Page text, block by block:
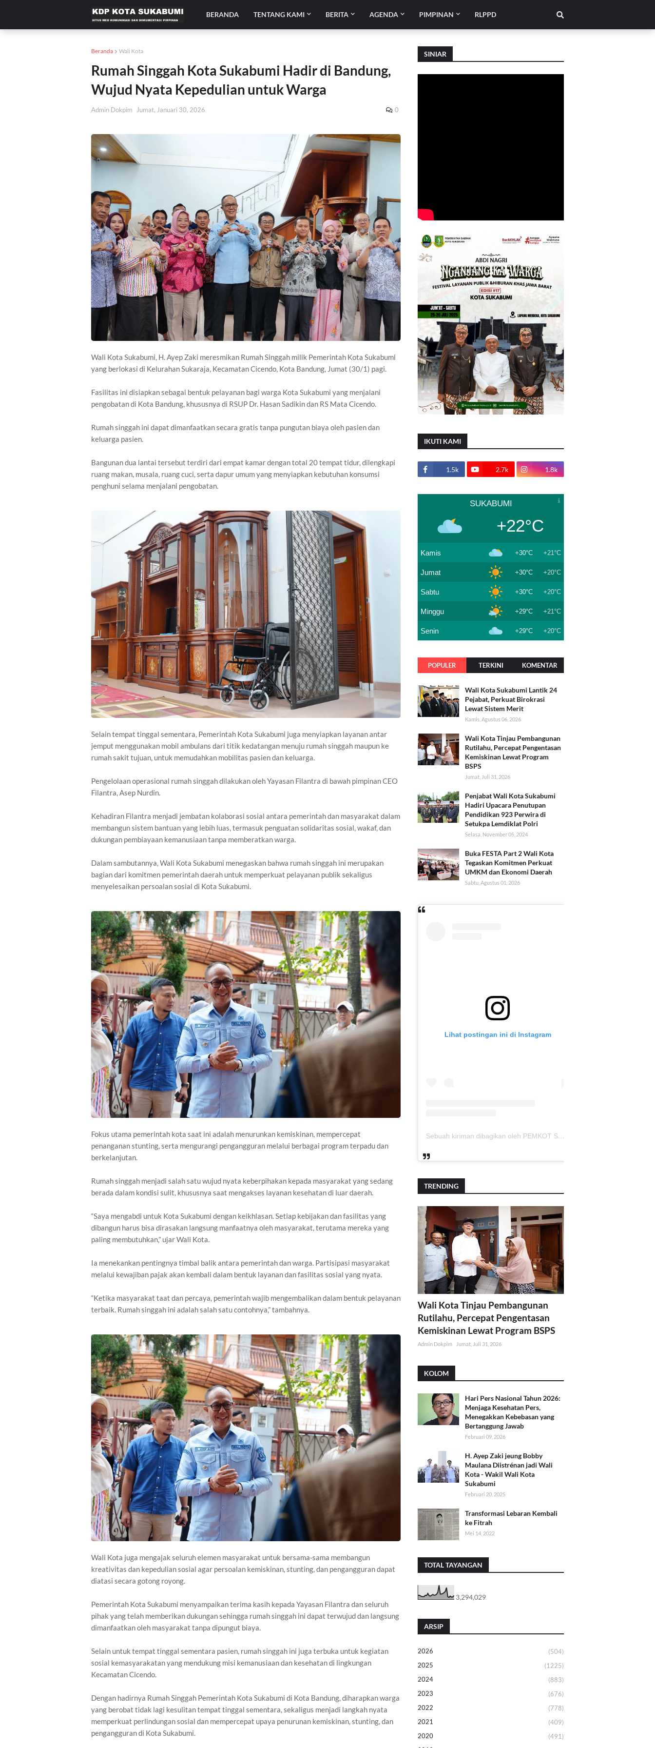
BERANDA TENTANG KAMI BERITA AGENDA PIMPINAN RLPPD
Beranda Wali Kota
Rumah Singgah Kota Sukabumi Hadir di Bandung,
Wujud Nyata Kepedulian untuk Warga
Admin Dokpim Jumat, Januari 30, 2026 0
Wali Kota Sukabumi, H. Ayep Zaki meresmikan Rumah Singgah milik Pemerintah Kota Sukabumi
yang berlokasi di Kelurahan Sukaraja, Kecamatan Cicendo, Kota Bandung, Jumat (30/1) pagi.
Fasilitas ini disiapkan sebagai bentuk pelayanan bagi warga Kota Sukabumi yang menjalani
pengobatan di Kota Bandung, khususnya di RSUP Dr. Hasan Sadikin dan RS Mata Cicendo.
Rumah singgah ini dapat dimanfaatkan secara gratis tanpa pungutan biaya oleh pasien dan
keluarga pasien.
Bangunan dua lantai tersebut terdiri dari empat kamar dengan total 20 tempat tidur, dilengkapi
ruang makan, musala, ruang cuci, serta dapur umum yang menyiapkan kebutuhan konsumsi
penghuni selama menjalani pengobatan.
Selain tempat tinggal sementara, Pemerintah Kota Sukabumi juga menyiapkan layanan antar
jemput menggunakan mobil ambulans dari titik kedatangan menuju rumah singgah maupun ke
rumah sakit tujuan, untuk memudahkan mobilitas pasien dan keluarga.
Pengelolaan operasional rumah singgah dilakukan oleh Yayasan Filantra di bawah pimpinan CEO
Filantra, Asep Nurdin.
Kehadiran Filantra menjadi jembatan kolaborasi sosial antara pemerintah dan masyarakat dalam
membangun sistem bantuan yang lebih luas, termasuk penguatan solidaritas sosial, wakaf, dan
dukungan pembiayaan kemanusiaan tanpa memberatkan warga.
Dalam sambutannya, Wali Kota Sukabumi menegaskan bahwa rumah singgah ini merupakan
bagian dari komitmen pemerintah daerah untuk memperkuat pelayanan publik sekaligus
menyelesaikan persoalan sosial di Kota Sukabumi.
Fokus utama pemerintah kota saat ini adalah menurunkan kemiskinan, mempercepat
penanganan stunting, serta mengurangi pengangguran melalui berbagai program terpadu dan
berkelanjutan.
Rumah singgah menjadi salah satu wujud nyata keberpihakan kepada masyarakat yang sedang
berada dalam kondisi sulit, khususnya saat mengakses layanan kesehatan di luar daerah.
“Saya mengabdi untuk Kota Sukabumi dengan keikhlasan. Setiap kebijakan dan fasilitas yang
dibangun harus bisa dirasakan langsung manfaatnya oleh masyarakat, terutama mereka yang
paling membutuhkan,” ujar Wali Kota.
Ia menekankan pentingnya timbal balik antara pemerintah dan warga. Partisipasi masyarakat
melalui kewajiban pajak akan kembali dalam bentuk layanan dan fasilitas sosial yang nyata.
“Ketika masyarakat taat dan percaya, pemerintah wajib mengembalikan dalam bentuk pelayanan
terbaik. Rumah singgah ini adalah salah satu contohnya,” tambahnya.
Wali Kota juga mengajak seluruh elemen masyarakat untuk bersama-sama membangun
kreativitas dan kepedulian sosial agar persoalan kemiskinan, stunting, dan pengangguran dapat
diatasi secara gotong royong.
Pemerintah Kota Sukabumi menyampaikan terima kasih kepada Yayasan Filantra dan seluruh
pihak yang telah memberikan dukungan sehingga rumah singgah ini dapat terwujud dan langsung
dimanfaatkan oleh masyarakat tanpa dipungut biaya.
Selain untuk tempat tinggal sementara pasien, rumah singgah ini juga terbuka untuk kegiatan
sosial kemasyarakatan yang mendukung misi kemanusiaan dan kesehatan di lingkungan
Kecamatan Cicendo.
Dengan hadirnya Rumah Singgah Pemerintah Kota Sukabumi di Kota Bandung, diharapkan warga
yang berobat tidak lagi kesulitan tempat tinggal sementara, sekaligus menjadi langkah nyata
memperkuat perlindungan sosial dan mempercepat upaya penurunan kemiskinan, stunting, dan
pengangguran di Kota Sukabumi.
SINIAR
IKUTI KAMI
1.5k 2.7k 1.8k
SUKABUMI
+22°C
Kamis +30°C +21°C
Jumat +30°C +20°C
Sabtu +30°C +20°C
Minggu +29°C +21°C
Senin +29°C +20°C
POPULER TERKINI KOMENTAR
Wali Kota Sukabumi Lantik 24
Pejabat, Perkuat Birokrasi
Lewat Sistem Merit
Kamis, Agustus 06, 2026
Wali Kota Tinjau Pembangunan
Rutilahu, Percepat Pengentasan
Kemiskinan Lewat Program
BSPS
Jumat, Juli 31, 2026
Penjabat Wali Kota Sukabumi
Hadiri Upacara Penutupan
Pendidikan 923 Perwira di
Setukpa Lemdiklat Polri
Selasa, November 05, 2024
Buka FESTA Part 2 Wali Kota
Tegaskan Komitmen Perkuat
UMKM dan Ekonomi Daerah
Sabtu, Agustus 01, 2026
Lihat postingan ini di Instagram
Sebuah kiriman dibagikan oleh PEMKOT SUKABUMI (@pemkotsukabumi_)
TRENDING
Wali Kota Tinjau Pembangunan
Rutilahu, Percepat Pengentasan
Kemiskinan Lewat Program BSPS
Admin Dokpim Jumat, Juli 31, 2026
KOLOM
Hari Pers Nasional Tahun 2026:
Menjaga Kesehatan Pers,
Menegakkan Kebebasan yang
Bertanggung Jawab
Februari 09, 2026
H. Ayep Zaki jeung Bobby
Maulana Diistrénan jadi Wali
Kota - Wakil Wali Kota
Sukabumi
Februari 20, 2025
Transformasi Lebaran Kembali
ke Fitrah
Mei 14, 2022
TOTAL TAYANGAN
3,294,029
ARSIP
2026
(504)
2025
(1225)
2024
(883)
2023
(676)
2022
(778)
2021
(409)
2020
(491)